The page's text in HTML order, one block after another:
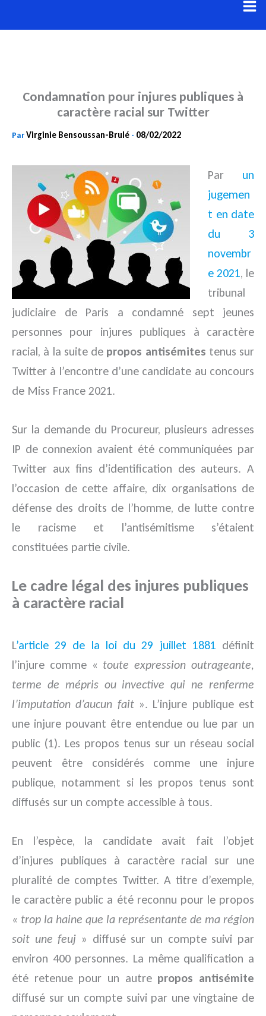
au
Condamnation pour injures publiques à
caractère racial sur Twitter
ParVirginie Bensoussan-Brulé - 08/02/2022
Par un
jugemen
t en date
du 3
novembr
e 2021, le
tribunal
judiciaire de Paris a condamné sept jeunes
personnes pour injures publiques à caractère
racial, à la suite de propos antisémites tenus sur
Twitter à l’encontre d’une candidate au concours
de Miss France 2021.
Sur la demande du Procureur, plusieurs adresses
IP de connexion avaient été communiquées par
Twitter aux fins d’identification des auteurs. A
l’occasion de cette affaire, dix organisations de
défense des droits de l’homme, de lutte contre
le racisme et l’antisémitisme s’étaient
constituées partie civile.
Le cadre légal des injures publiques
à caractère racial
L’article 29 de la loi du 29 juillet 1881 définit
l’injure comme « toute expression outrageante,
terme de mépris ou invective qui ne renferme
l’imputation d’aucun fait». L’injure publique est
une injure pouvant être entendue ou lue par un
public (1). Les propos tenus sur un réseau social
peuvent être considérés comme une injure
publique, notamment si les propos tenus sont
diffusés sur un compte accessible à tous.
En l’espèce, la candidate avait fait l’objet
d’injures publiques à caractère racial sur une
pluralité de comptes Twitter. A titre d’exemple,
le caractère public a été reconnu pour le propos
« trop la haine que la représentante de ma région
soit une feuj » diffusé sur un compte suivi par
environ 400 personnes. La même qualification a
été retenue pour un autre propos antisémite
diffusé sur un compte suivi par une vingtaine de